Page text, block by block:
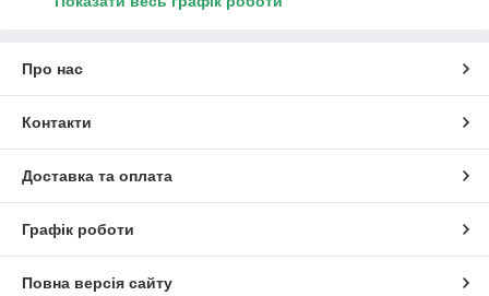
Про нас
Контакти
Доставка та оплата
Графік роботи
Повна версія сайту